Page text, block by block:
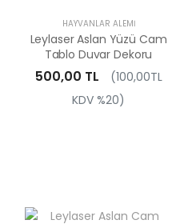
HAYVANLAR ALEMI
Leylaser Aslan Yüzü Cam
Tablo Duvar Dekoru
500,00 TL
(100,00TL
KDV %20)